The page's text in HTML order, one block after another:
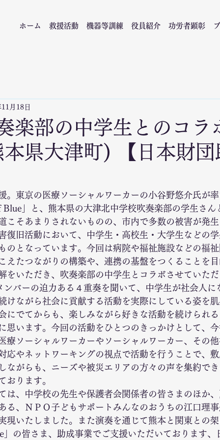
ホーム 救援活動 機器等訓練 役員紹介 功労者顕彰
楽部の中学生とのコラ
県大津町) 【日本財団
月18日
。東京の医療ソーシャルワーカーの小谷野悠介氏が
」と、熊本県の大津北中学校吹奏楽部の学生さん
こそあまりされないものの、市内で多数の被害が発生
復旧活動において、中学生・高校生・大学生などの
のとなっています。今回は病院や福祉施設などの福
えたつながりの構築や、連携の基盤をつくることを
をいただき、吹奏楽部の中学生とコラボさせていただ
バーの迫力ある４重奏を聞いて、中学生が社会人に
けながら社会に貢献する活動を実際にしている姿を
にでてからも、楽しみながら好きな活動を続けられ
思います。今回の活動をひとつのきっかけとして、
療ソーシャルワーカーやソーシャルワーカー、その
応やネットワーキングの視点で活動を行うことで、
ながらも、ニーズや被災エリアの方々の声を集約で
おります。
は、中学校の先生や保護者会関係者の皆さまのほか
る、ＮＰＯ子どもサポートみんなのおうちの江口理
現いたしました。また演奏を通じて熊本と関東との
の皆さま、助成事業でご支援いただいております、